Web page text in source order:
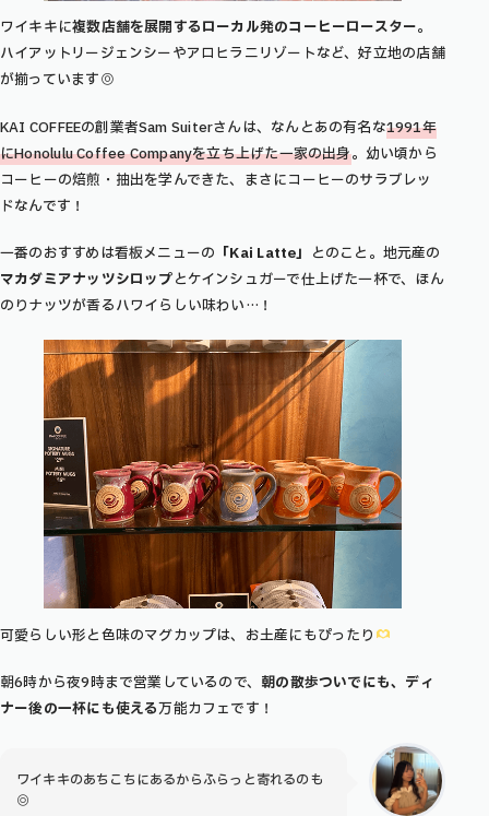
ワイキキに複数店舗を展開するローカル発のコーヒーロースター。
ハイアットリージェンシーやアロヒラニリゾートなど、好立地の店舗
が揃っています◎
KAI COFFEEの創業者Sam Suiterさんは、なんとあの有名な1991年
にHonolulu Coffee Companyを立ち上げた一家の出身。幼い頃から
コーヒーの焙煎・抽出を学んできた、まさにコーヒーのサラブレッ
ドなんです！
一番のおすすめは看板メニューの 「Kai Latte」 とのこと。地元産の
マカダミアナッツシロップとケインシュガーで仕上げた一杯で、ほん
のりナッツが香るハワイらしい味わい…！
可愛らしい形と色味のマグカップは、お土産にもぴったり
朝6時から夜9時まで営業しているので、 朝の散歩ついでにも、ディ
ナー後の一杯にも使える万能カフェです！
ワイキキのあちこちにあるからふらっと寄れるのも
◎